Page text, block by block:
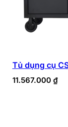
Tủ dụng cụ
11.567.000 ₫